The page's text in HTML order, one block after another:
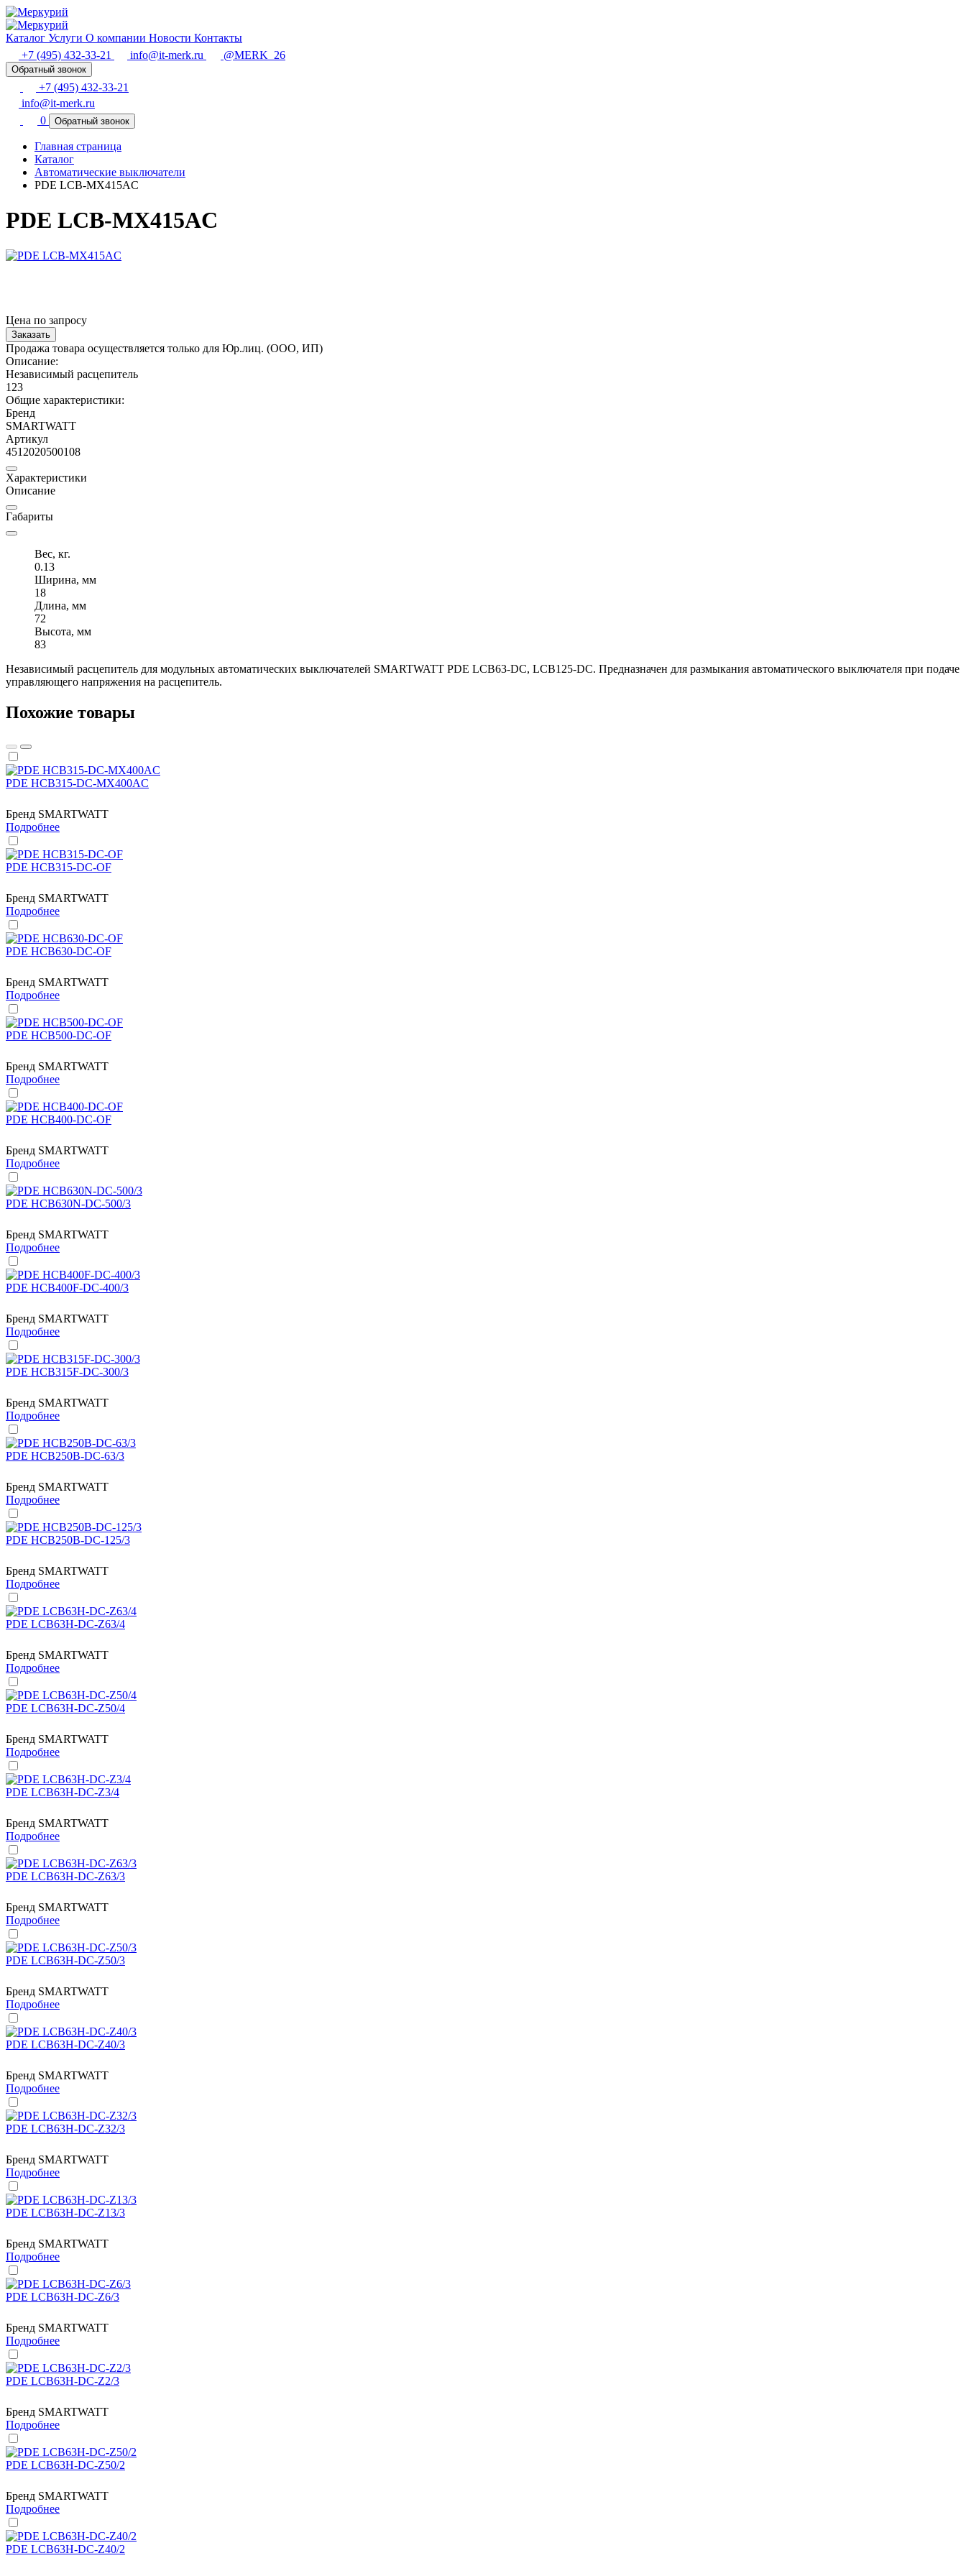
Каталог Услуги О компании Новости Контакты
+7 (495) 432-33-21
info@it-merk.ru @MERK_26
Обратный звонок
+7 (495) 432-33-21
info@it-merk.ru
0
Обратный звонок
Главная страница
Каталог
Автоматические выключатели
PDE LCB-MX415AC
PDE LCB-MX415AC
Цена по запросу
Заказать
Продажа товара осуществляется только для Юр.лиц. (ООО, ИП)
Описание:
Независимый расцепитель
123
Общие характеристики:
Бренд
SMARTWATT
Артикул
4512020500108
Характеристики
Описание
Габариты
Вес, кг.
0.13
Ширина, мм
18
Длина, мм
72
Высота, мм
83
Независимый расцепитель для модульных автоматических выключателей SMARTWATT PDE LCB63-DC, LCB125-DC. Предназначен для размыкания автоматического выключателя при подаче
управляющего напряжения на расцепитель.
Похожие товары
PDE HCB315-DC-MX400AC
Бренд SMARTWATT
Подробнее
PDE HCB315-DC-OF
Бренд SMARTWATT
Подробнее
PDE HCB630-DC-OF
Бренд SMARTWATT
Подробнее
PDE HCB500-DC-OF
Бренд SMARTWATT
Подробнее
PDE HCB400-DC-OF
Бренд SMARTWATT
Подробнее
PDE HCB630N-DC-500/3
Бренд SMARTWATT
Подробнее
PDE HCB400F-DC-400/3
Бренд SMARTWATT
Подробнее
PDE HCB315F-DC-300/3
Бренд SMARTWATT
Подробнее
PDE HCB250B-DC-63/3
Бренд SMARTWATT
Подробнее
PDE HCB250B-DC-125/3
Бренд SMARTWATT
Подробнее
PDE LCB63H-DC-Z63/4
Бренд SMARTWATT
Подробнее
PDE LCB63H-DC-Z50/4
Бренд SMARTWATT
Подробнее
PDE LCB63H-DC-Z3/4
Бренд SMARTWATT
Подробнее
PDE LCB63H-DC-Z63/3
Бренд SMARTWATT
Подробнее
PDE LCB63H-DC-Z50/3
Бренд SMARTWATT
Подробнее
PDE LCB63H-DC-Z40/3
Бренд SMARTWATT
Подробнее
PDE LCB63H-DC-Z32/3
Бренд SMARTWATT
Подробнее
PDE LCB63H-DC-Z13/3
Бренд SMARTWATT
Подробнее
PDE LCB63H-DC-Z6/3
Бренд SMARTWATT
Подробнее
PDE LCB63H-DC-Z2/3
Бренд SMARTWATT
Подробнее
PDE LCB63H-DC-Z50/2
Бренд SMARTWATT
Подробнее
PDE LCB63H-DC-Z40/2